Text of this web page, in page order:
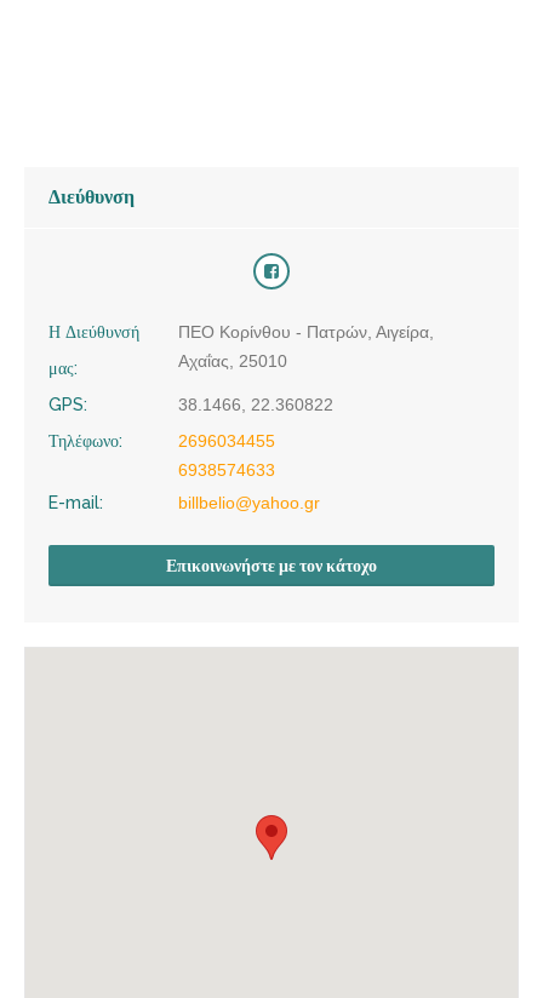
Διεύθυνση
Η Διεύθυνσή
μας:
ΠΕΟ Κορίνθου - Πατρών, Αιγείρα,
Αχαΐας, 25010
GPS:
38.1466, 22.360822
Τηλέφωνο:
2696034455
6938574633
E-mail:
billbelio@yahoo.gr
Επικοινωνήστε με τον κάτοχο